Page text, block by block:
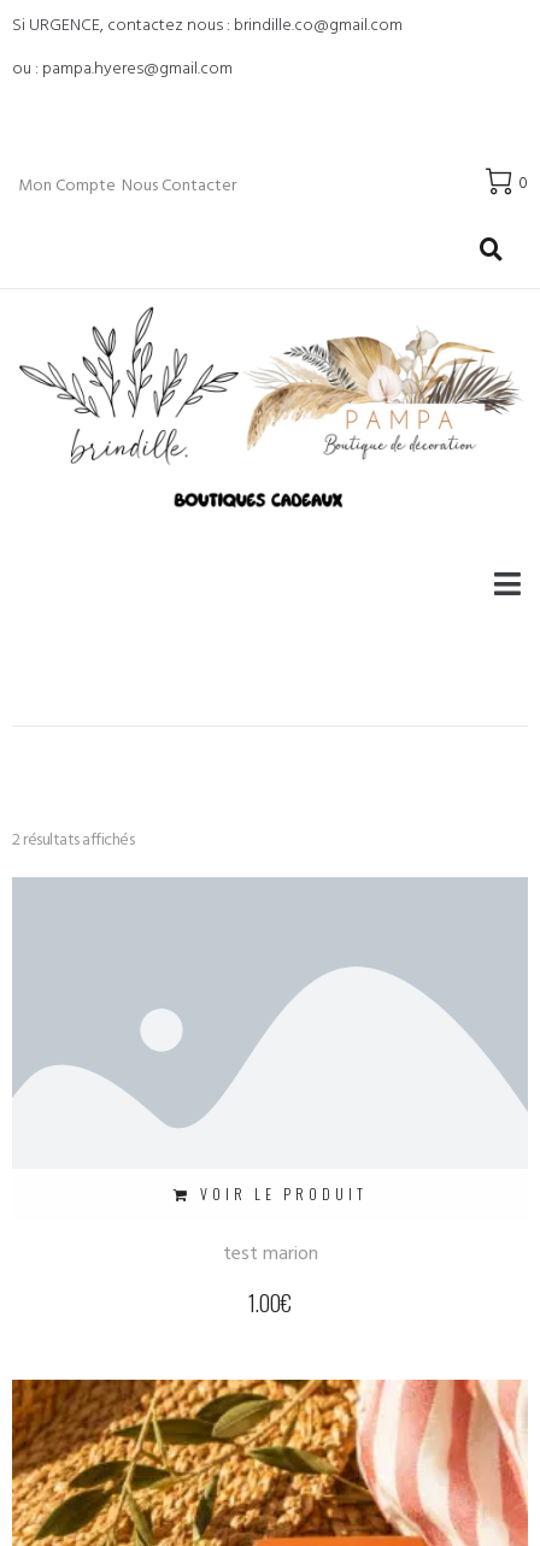
Si URGENCE, contactez nous : brindille.co@gmail.com
ou : pampa.hyeres@gmail.com
Mon Compte Nous Contacter 0
2 résultats affichés
VOIR LE PRODUIT
test marion
1.00€